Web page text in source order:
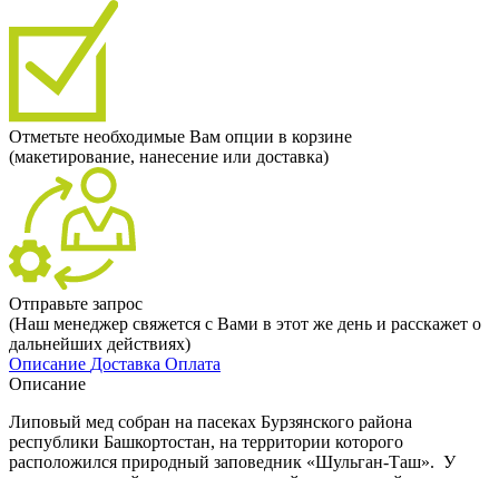
Отметьте необходимые Вам опции в корзине
(макетирование, нанесение или доставка)
Отправьте запрос
(Наш менеджер свяжется с Вами в этот же день и расскажет о
дальнейших действиях)
Описание Доставка Оплата
Описание
Липовый мед собран на пасеках Бурзянского района
республики Башкортостан, на территории которого
расположился природный заповедник «Шульган-Таш». У